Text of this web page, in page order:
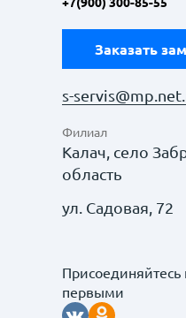
Заказать
s-
Филиал
Калач, село
область
ул. Садовая, 72
Присоединяйтесь
первыми